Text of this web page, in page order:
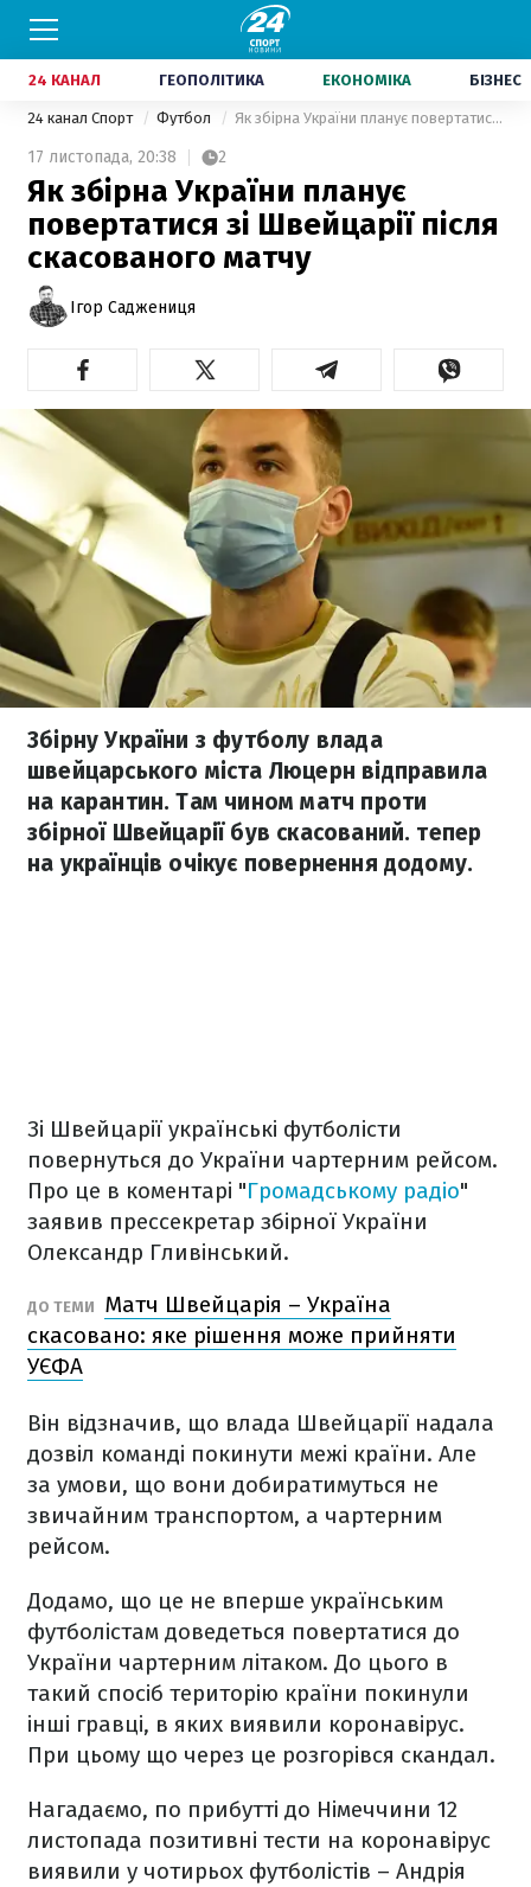
24 КАНАЛ ГЕОПОЛІТИКА ЕКОНОМІКА БІЗНЕС
24 канал Спорт Футбол Як збірна України планує повертатися зі Швейцарії після скасованого матчу
17 листопада, 20:38 2
Як збірна України планує
повертатися зі Швейцарії після
скасованого матчу
Ігор Саджениця
Збірну України з футболу влада
швейцарського міста Люцерн відправила
на карантин. Там чином матч проти
збірної Швейцарії був скасований. тепер
на українців очікує повернення додому.
Зі Швейцарії українські футболісти
повернуться до України чартерним рейсом.
Про це в коментарі "Громадському радіо"
заявив прессекретар збірної України
Олександр Гливінський.
ДО ТЕМИ
Матч Швейцарія – Україна
скасовано: яке рішення може прийняти
УЄФА
Він відзначив, що влада Швейцарії надала
дозвіл команді покинути межі країни. Але
за умови, що вони добиратимуться не
звичайним транспортом, а чартерним
рейсом.
Додамо, що це не вперше українським
футболістам доведеться повертатися до
України чартерним літаком. До цього в
такий спосіб територію країни покинули
інші гравці, в яких виявили коронавірус.
При цьому що через це розгорівся скандал.
Нагадаємо, по прибутті до Німеччини 12
листопада позитивні тести на коронавірус
виявили у чотирьох футболістів – Андрія